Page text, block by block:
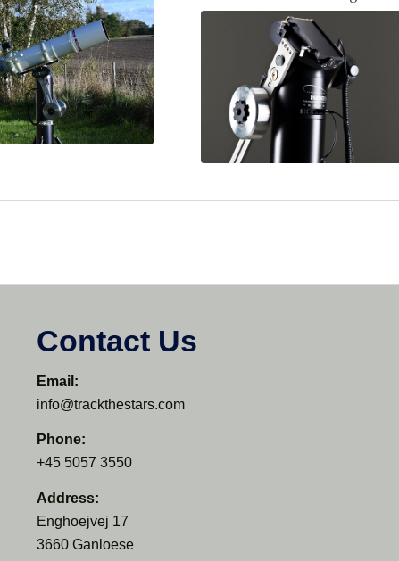
Contact Us
Email:
info@trackthestars.com
Phone:
+45 5057 3550
Address:
Enghoejvej 17
3660 Ganloese